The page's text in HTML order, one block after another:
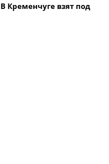
В Кременчуге взят под